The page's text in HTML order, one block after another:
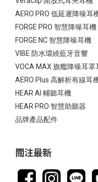
AERO PRO 低延遲降噪耳
FORGE PRO 智慧降噪耳機
FORGE NC 智慧降噪耳機
VIBE 防水環繞藍牙音響
VOCA MAX 旗艦降噪耳罩
AERO Plus 高解析有線耳
HEAR AI 輔聽耳機
HEAR PRO 智慧助聽器
品牌產品配件
關注最新